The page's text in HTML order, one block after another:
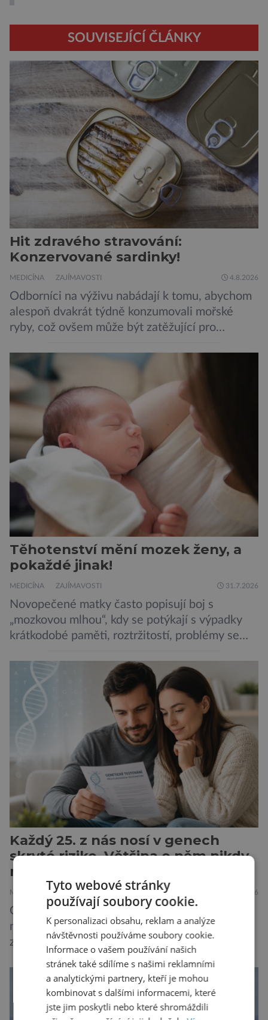
SOUVISEJÍCÍ ČLÁNKY
Hit zdravého stravování:
Konzervované sardinky!
MEDICÍNA ZAJÍMAVOSTI 4.8.2026
Odborníci na výživu nabádají k tomu, abychom
alespoň dvakrát týdně konzumovali mořské
ryby, což ovšem může být zatěžující pro
doporučení se nyní staly konzervované
sardinky, které si může dovolit opravdu každý
„Místo toho, aby poskytovaly izolované
mononutrienty, jsou rybí konzervy kompletní
potravinou,“ říká nutriční specialista Colin
Robertson a zdůrazňuje […]
Těhotenství mění mozek ženy, a
pokaždé jinak!
MEDICÍNA ZAJÍMAVOSTI 31.7.2026
Novopečené matky často popisují boj s
„mozkovou mlhou“, kdy se potýkají s výpadky
krátkodobé paměti, roztržitostí, problémy se
obtíže byly dlouhou dobu připisovány
nedostatku spánku a stresu při péči o
novorozence. Nyní se však ukazuje, že za tím
stojí změny v mozku vyvolané těhotenstvím!
Poporodní mozková mlha, v angličtině […]
Každý 25. z nás nosí v genech
skryté riziko. Většina o něm nikdy
neuslyší
MEDICÍNA 30.7.2026
Geny jsou zvláštní archiv. Pamatují si příběhy
našich předků po tisíce generací a občas v nich
zůstane i chyba, která se tiše dědí dál. Je
nenápadná. Nepůsobí bolest ani únavu. Člověk
o ní nemusí vědět celý život. Přesto může
jednou rozhodnout o zdraví jeho dítěte. Právě
to je případ řady dědičných onemocnění,
Tyto webové stránky
používají soubory cookie.
K personalizaci obsahu, reklam a analýze
návštěvnosti používáme soubory cookie.
Informace o vašem používání našich
stránek také sdílíme s našimi reklamními
a analytickými partnery, kteří je mohou
kombinovat s dalšími informacemi, které
jste jim poskytli nebo které shromáždili